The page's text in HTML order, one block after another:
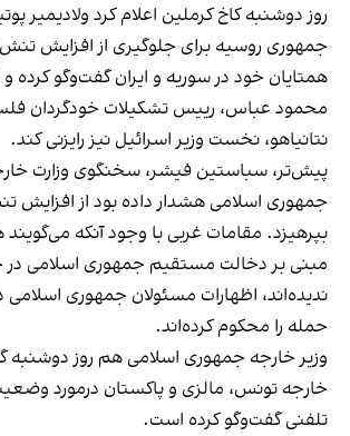
روز دوشنبه کاخ کرملین اعلام کرد ولادیمیر
جمهوری روسیه برای جلوگیری از افزایش
همتایان خود در سوریه و ایران گفت‌وگو کرده و
محمود عباس، رییس تشکیلات خودگردان
نتانیاهو، نخست وزیر اسرائیل نیز رایزنی کند.
پیش‌تر، سباستین فیشر، سخنگوی وزارت
جمهوری اسلامی هشدار داده بود از افزایش
بپرهیزد. مقامات غربی با وجود آنکه
مبنی بر دخالت مستقیم جمهوری اسلامی
ندیده‌اند، اظهارات مسئولان جمهوری اسلامی
حمله را محکوم کرده‌اند.
وزیر خارجه جمهوری اسلامی هم روز دوشنبه
خارجه تونس، مالزی و پاکستان درمورد
تلفنی گفت‌وگو کرده است.